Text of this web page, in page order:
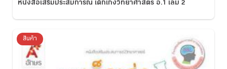
หนังสือเสริมประสบการณ์ เด็กเก่งวิทยาศาสตร์ อ.1 เล่ม 2
สินค้า